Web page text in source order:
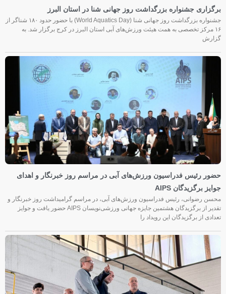
برگزاری جشنواره بزرگداشت روز جهانی شنا در استان البرز
جشنواره بزرگداشت روز جهانی شنا (World Aquatics Day) با حضور حدود ۱۸۰ شناگر از
۱۶ مرکز تخصصی به همت هیئت ورزش‌های آبی استان البرز در کرج برگزار شد. به
گزارش
حضور رئیس فدراسیون ورزش‌های آبی در مراسم روز خبرنگار و اهدای
جوایز برگزیدگان AIPS
محسن رضوانی، رئیس فدراسیون ورزش‌های آبی، در مراسم گرامیداشت روز خبرنگار و
تقدیر از برگزیدگان هشتمین جایزه جهانی ورزشی‌نویسان AIPS حضور یافت و جوایز
تعدادی از برگزیدگان این رویداد را